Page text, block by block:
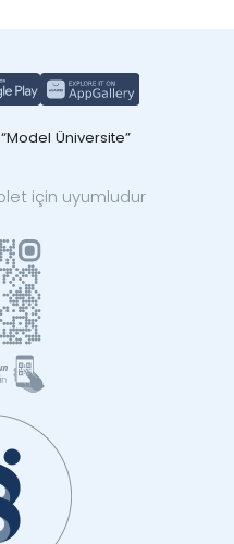
Üniversite”
için uyumludur